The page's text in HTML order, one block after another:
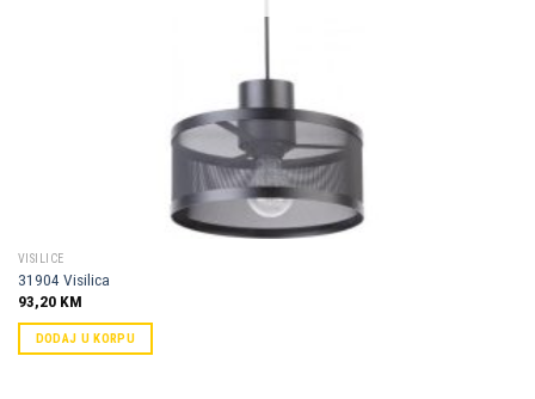
VISILICE
31904 Visilica
93,20 KM
DODAJ U KORPU